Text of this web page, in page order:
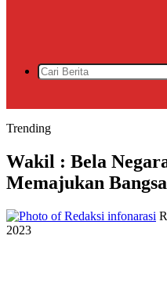
Trending
Wakil : Bela
Memajukan
2023